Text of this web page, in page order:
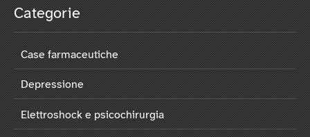
Categorie
Case farmaceutiche
Depressione
Elettroshock e psicochirurgia